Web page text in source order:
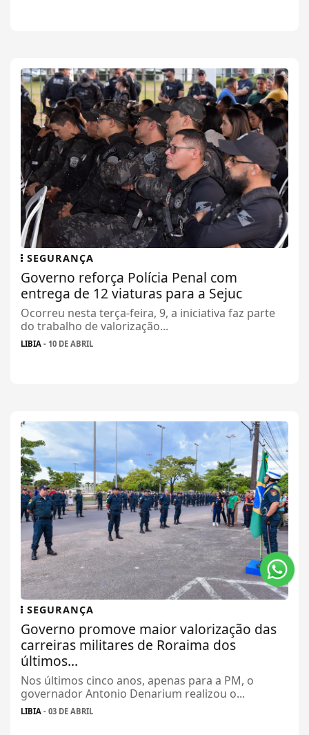
SEGURANÇA
Governo reforça Polícia Penal com
entrega de 12 viaturas para a Sejuc
Ocorreu nesta terça-feira, 9, a iniciativa faz parte
do trabalho de valorização...
LIBIA - 10 DE ABRIL
SEGURANÇA
Governo promove maior valorização das
carreiras militares de Roraima dos
últimos...
Nos últimos cinco anos, apenas para a PM, o
governador Antonio Denarium realizou o...
LIBIA - 03 DE ABRIL